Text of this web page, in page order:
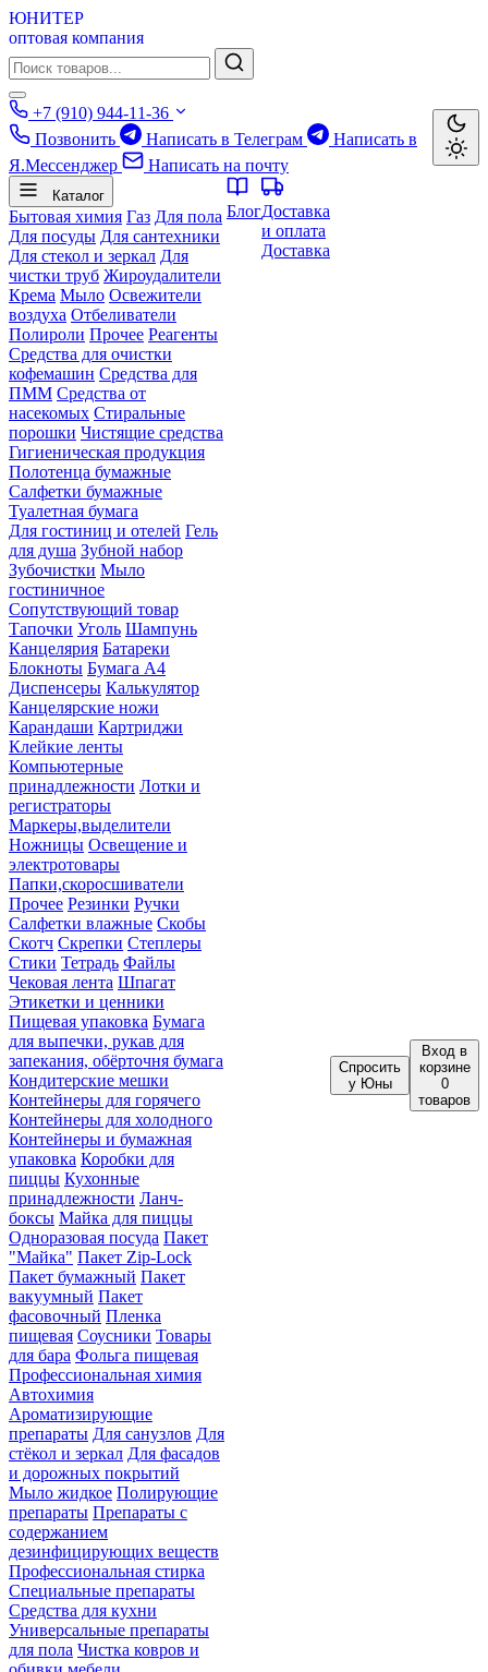
ЮНИТЕР
оптовая компания
+7 (910) 944-11-36
Позвонить
Написать в Телеграм
Написать в
Я.Мессенджер
Написать на почту
Каталог
Бытовая химия Газ Для пола
Для посуды Для сантехники
Для стекол и зеркал Для
чистки труб Жироудалители
Крема Мыло Освежители
воздуха Отбеливатели
Полироли Прочее Реагенты
Средства для очистки
кофемашин Средства для
ПММ Средства от
насекомых Стиральные
порошки Чистящие средства
Гигиеническая продукция
Полотенца бумажные
Салфетки бумажные
Туалетная бумага
Для гостиниц и отелей Гель
для душа Зубной набор
Зубочистки Мыло
гостиничное
Сопутствующий товар
Тапочки Уголь Шампунь
Канцелярия Батареки
Блокноты Бумага А4
Диспенсеры Калькулятор
Канцелярские ножи
Карандаши Картриджи
Клейкие ленты
Компьютерные
принадлежности Лотки и
регистраторы
Маркеры,выделители
Ножницы Освещение и
электротовары
Папки,скоросшиватели
Прочее Резинки Ручки
Салфетки влажные Скобы
Скотч Скрепки Степлеры
Стики Тетрадь Файлы
Чековая лента Шпагат
Этикетки и ценники
Пищевая упаковка Бумага
для выпечки, рукав для
запекания, обёрточня бумага
Кондитерские мешки
Контейнеры для горячего
Контейнеры для холодного
Контейнеры и бумажная
упаковка Коробки для
пиццы Кухонные
принадлежности Ланч-
боксы Майка для пиццы
Одноразовая посуда Пакет
"Майка" Пакет Zip-Lock
Пакет бумажный Пакет
вакуумный Пакет
фасовочный Пленка
пищевая Соусники Товары
для бара Фольга пищевая
Профессиональная химия
Автохимия
Ароматизирующие
препараты Для санузлов Для
стёкол и зеркал Для фасадов
и дорожных покрытий
Мыло жидкое Полирующие
препараты Препараты с
содержанием
дезинфицирующих веществ
Профессиональная стирка
Специальные препараты
Средства для кухни
Универсальные препараты
для пола Чистка ковров и
БлогДоставка
и оплата
Доставка
Спросить
у Юны
Вход в
корзине
0
товаров